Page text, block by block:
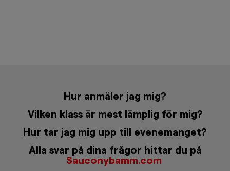
Hur anmäler jag mig?
Vilken klass är mest lämplig för mig?
Hur tar jag mig upp till evenemanget?
Alla svar på dina frågor hittar du på
Sauconybamm.com